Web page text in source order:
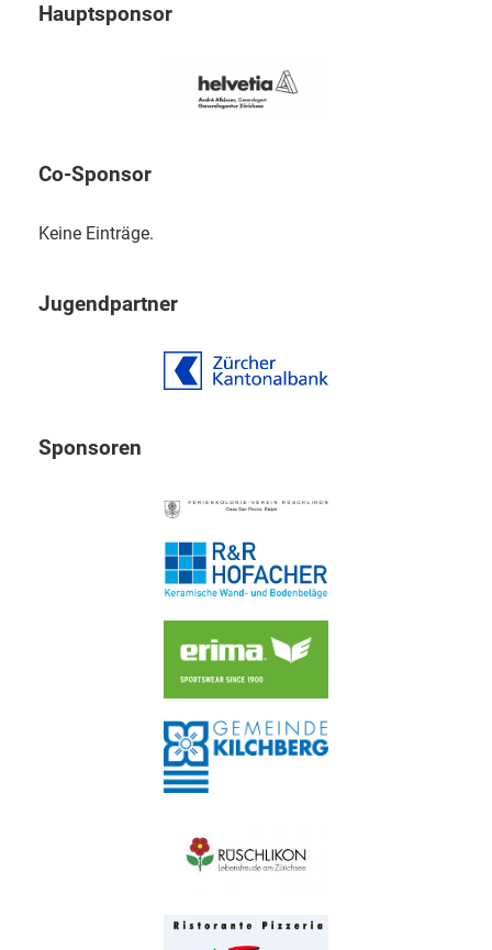
Hauptsponsor
Co-Sponsor
Keine Einträge.
Jugendpartner
Sponsoren